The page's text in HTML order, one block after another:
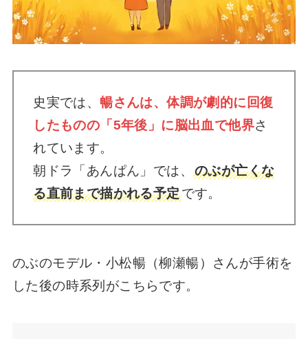
史実では、暢さんは、体調が劇的に回復
したものの「5年後」に脳出血で他界さ
れています。
朝ドラ「あんぱん」では、 のぶが亡くな
る直前まで描かれる予定です。
のぶのモデル・小松暢（柳瀬暢）さんが手術を
した後の時系列がこちらです。